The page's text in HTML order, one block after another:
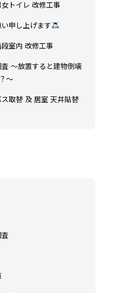
女トイレ 改修工事
申し上げます
段室内 改修工事
～放置すると建物倒壊
～
取替 及 居室 天井貼替